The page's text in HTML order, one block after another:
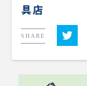
具店
SHARE